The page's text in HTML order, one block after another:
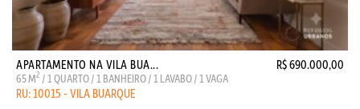
APARTAMENTO NA VILA BUA... R$ 690.000,00
65 M2 / 1 QUARTO / 1 BANHEIRO / 1 LAVABO / 1 VAGA
RU: 10015 - VILA BUARQUE